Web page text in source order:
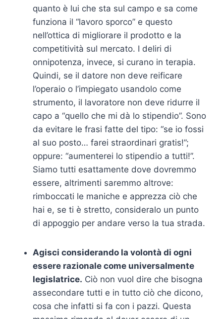
quanto è lui che sta sul campo e sa come
funziona il “lavoro sporco” e questo
nell’ottica di migliorare il prodotto e la
competitività sul mercato. I deliri di
onnipotenza, invece, si curano in terapia.
Quindi, se il datore non deve reificare
l’operaio o l’impiegato usandolo come
strumento, il lavoratore non deve ridurre il
capo a “quello che mi dà lo stipendio”. Sono
da evitare le frasi fatte del tipo: “se io fossi
al suo posto… farei straordinari gratis!”;
oppure: “aumenterei lo stipendio a tutti!”.
Siamo tutti esattamente dove dovremmo
essere, altrimenti saremmo altrove:
rimboccati le maniche e apprezza ciò che
hai e, se ti è stretto, consideralo un punto
di appoggio per andare verso la tua strada.
Agisci considerando la volontà di ogni
essere razionale come universalmente
legislatrice. Ciò non vuol dire che bisogna
assecondare tutti e in tutto ciò che dicono,
cosa che infatti si fa con i pazzi. Questa